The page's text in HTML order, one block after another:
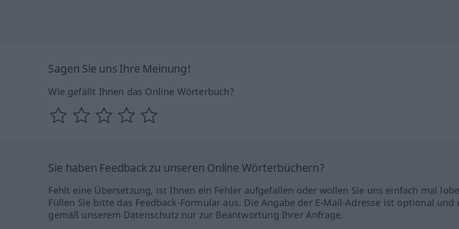
Sagen Sie uns Ihre Meinung!
Wie gefällt Ihnen das Online Wörterbuch?
Sie haben Feedback zu unseren Online Wörterbüchern?
Fehlt eine Übersetzung, ist Ihnen ein Fehler aufgefallen oder wollen Sie uns einfach mal
Füllen Sie bitte das Feedback-Formular aus. Die Angabe der E-Mail-Adresse ist optional und
gemäß unserem Datenschutz nur zur Beantwortung Ihrer Anfrage.